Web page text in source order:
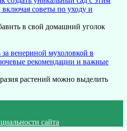
советы по уходу и
в свой домашний уголок
венериной мухоловкой в
рекомендации и важные
растений можно выделить
сайта